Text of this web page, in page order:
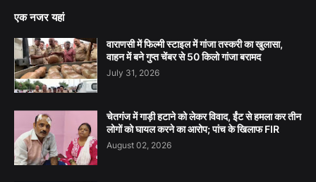
एक नजर यहां
वाराणसी में फिल्मी स्टाइल में गांजा तस्करी का खुलासा,
वाहन में बने गुप्त चेंबर से 50 किलो गांजा बरामद
July 31, 2026
चेतगंज में गाड़ी हटाने को लेकर विवाद, ईंट से हमला कर तीन
लोगों को घायल करने का आरोप; पांच के खिलाफ FIR
August 02, 2026